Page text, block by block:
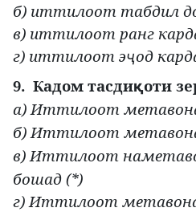
б) иттилоот табдил
в) иттилоот ранг
г) иттилоот эҷод
9. Кадом тасдиқоти
а) Иттилоот
б) Иттилоот
в) Иттилоот
бошад (*)
г) Иттилоот